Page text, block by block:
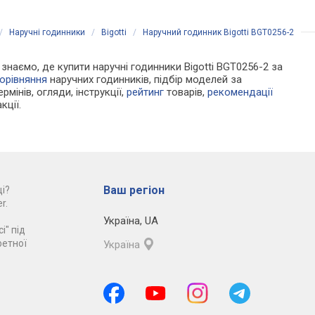
Наручні годинники / Bigotti / Наручний годинник Bigotti BGT0256-2
де купити наручні годинники Bigotti BGT0256-2 за
наручних годинників, підбір моделей за
огляди, інструкції,рейтинг товарів,рекомендації
під
Ваш регіон
Україна, UA
Україна